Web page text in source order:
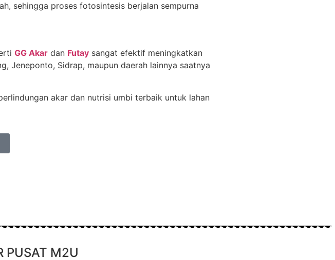
sehingga proses fotosintesis berjalan sempurna
GG Akar dan Futay sangat efektif meningkatkan
Jeneponto, Sidrap, maupun daerah lainnya saatnya
akar dan nutrisi umbi terbaik untuk lahan
PUSAT M2U